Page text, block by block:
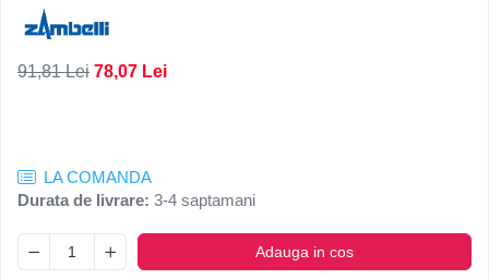
91,81 Lei 78,07 Lei
LA COMANDA
Durata de livrare: 3-4 saptamani
Adauga in cos